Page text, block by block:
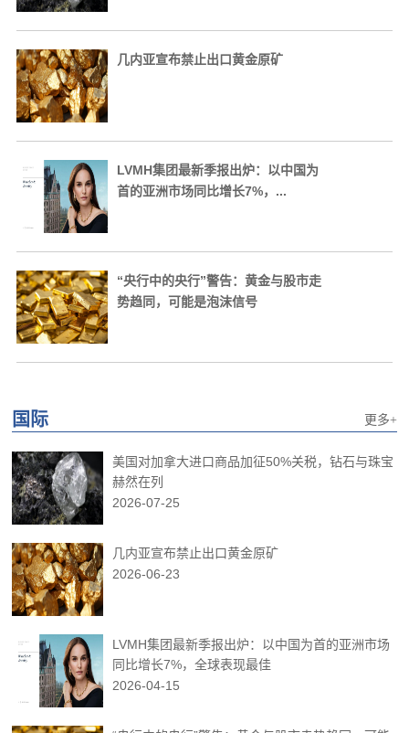
几内亚宣布禁止出口黄金原矿
LVMH集团最新季报出炉：以中国为
首的亚洲市场同比增长7%，...
“央行中的央行”警告：黄金与股市走
势趋同，可能是泡沫信号
国际 更多+
美国对加拿大进口商品加征50%关税，钻石与珠宝
赫然在列
2026-07-25
几内亚宣布禁止出口黄金原矿
2026-06-23
LVMH集团最新季报出炉：以中国为首的亚洲市场
同比增长7%，全球表现最佳
2026-04-15